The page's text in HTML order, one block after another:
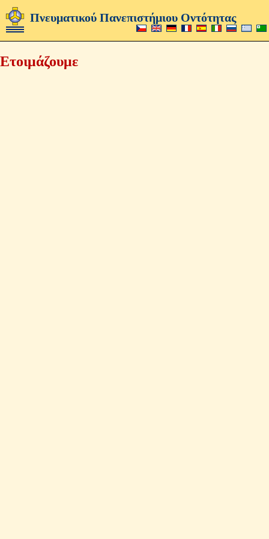
Πνευματικού Πανεπιστήμιου Οντότητας
Ετοιμάζουμε